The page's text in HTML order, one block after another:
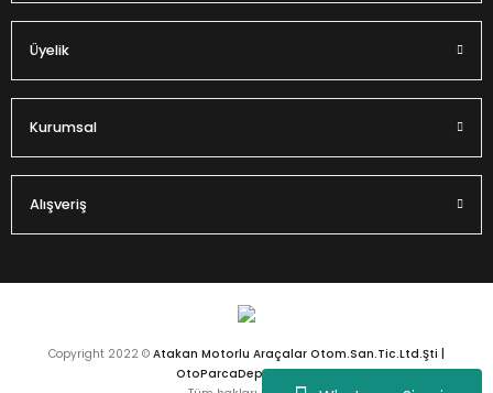
Üyelik
Kurumsal
Alışveriş
Copyright 2022 © Atakan Motorlu Araçalar Otom.San.Tic.Ltd.Şti |
OtoParcaDeposu.com